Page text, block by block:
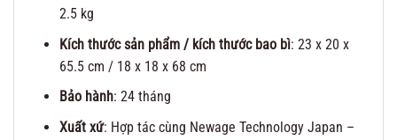
2.5 kg
Kích thước sản phẩm / kích thước bao bì: 23 x 20 x
65.5 cm / 18 x 18 x 68 cm
Bảo hành: 24 tháng
Xuất xứ: Hợp tác cùng Newage Technology Japan –